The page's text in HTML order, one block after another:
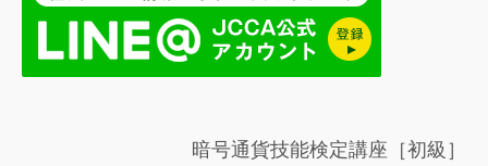
暗号通貨技能検定講座［初級］